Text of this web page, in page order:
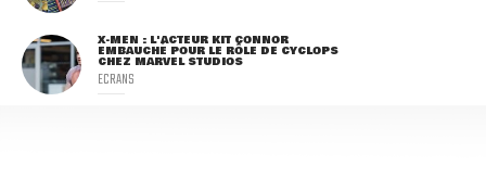
X-MEN : L'ACTEUR KIT CONNOR
EMBAUCHÉ POUR LE RÔLE DE CYCLOPS
CHEZ MARVEL STUDIOS
ECRANS